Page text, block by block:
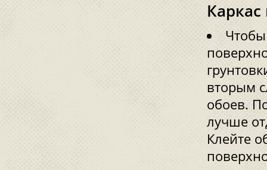
вторым
обоев.
лучше
Клейте